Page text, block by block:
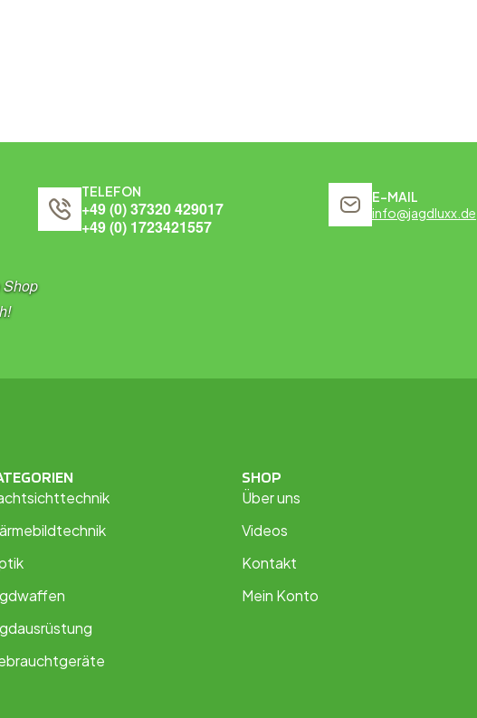
Shop
TELEFON
+49 (0) 37320 429017
+49 (0) 1723421557
E-MAIL
info@jagdluxx.de
SHOP
Über uns
Videos
Kontakt
Mein Konto